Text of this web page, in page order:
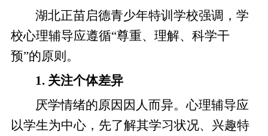
湖北正苗启德青少年特训学校强调，学
校心理辅导应遵循“尊重、理解、科学干
预”的原则。
1. 关注个体差异
厌学情绪的原因因人而异。心理辅导应
以学生为中心，先了解其学习状况、兴趣特